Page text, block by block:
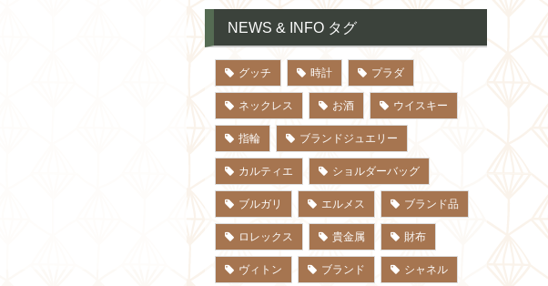
NEWS & INFO タグ
グッチ 時計 プラダ
ネックレス お酒 ウイスキー
指輪 ブランドジュエリー
カルティエ ショルダーバッグ
ブルガリ エルメス ブランド品
ロレックス 貴金属 財布
ヴィトン ブランド シャネル